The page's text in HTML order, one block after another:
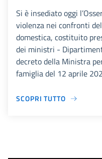
Si è insediato oggi
violenza nei confronti
domestica, costituito
dei ministri -
decreto della Ministra
famiglia del 12 aprile
SCOPRI TUTTO